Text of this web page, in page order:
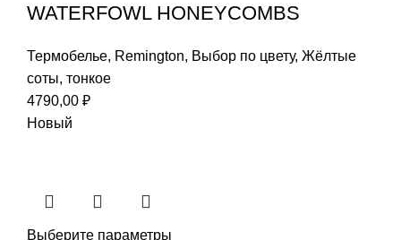
WATERFOWL HONEYCOMBS
Термобелье, Remington, Выбор по цвету, Жёлтые
соты, тонкое
4790,00 ₽
Новый
Выберите параметры